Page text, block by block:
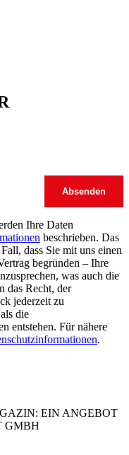
Ihre Daten
beschrieben. Das
dass Sie mit uns einen
begründen – Ihre
was auch die
das Recht, der
jederzeit zu
die
entstehen. Für nähere
.
EIN ANGEBOT
GMBH